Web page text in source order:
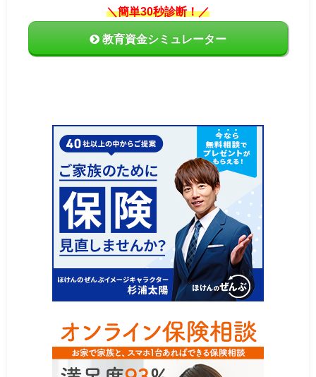
＼簡単30秒診断！／
教育資金シミュレーター